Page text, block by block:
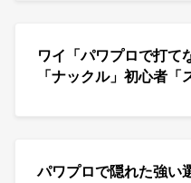
ワイ「パワプロで打て
「ナックル」初心者「
パワプロで隠れた強い